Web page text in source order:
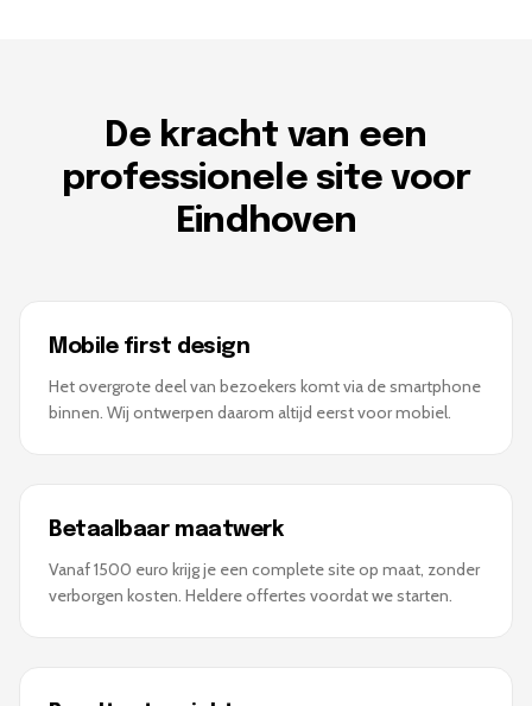
De kracht van een
professionele site voor
Eindhoven
Mobile first design
Het overgrote deel van bezoekers komt via de smartphone
binnen. Wij ontwerpen daarom altijd eerst voor mobiel.
Betaalbaar maatwerk
Vanaf 1500 euro krijg je een complete site op maat, zonder
verborgen kosten. Heldere offertes voordat we starten.